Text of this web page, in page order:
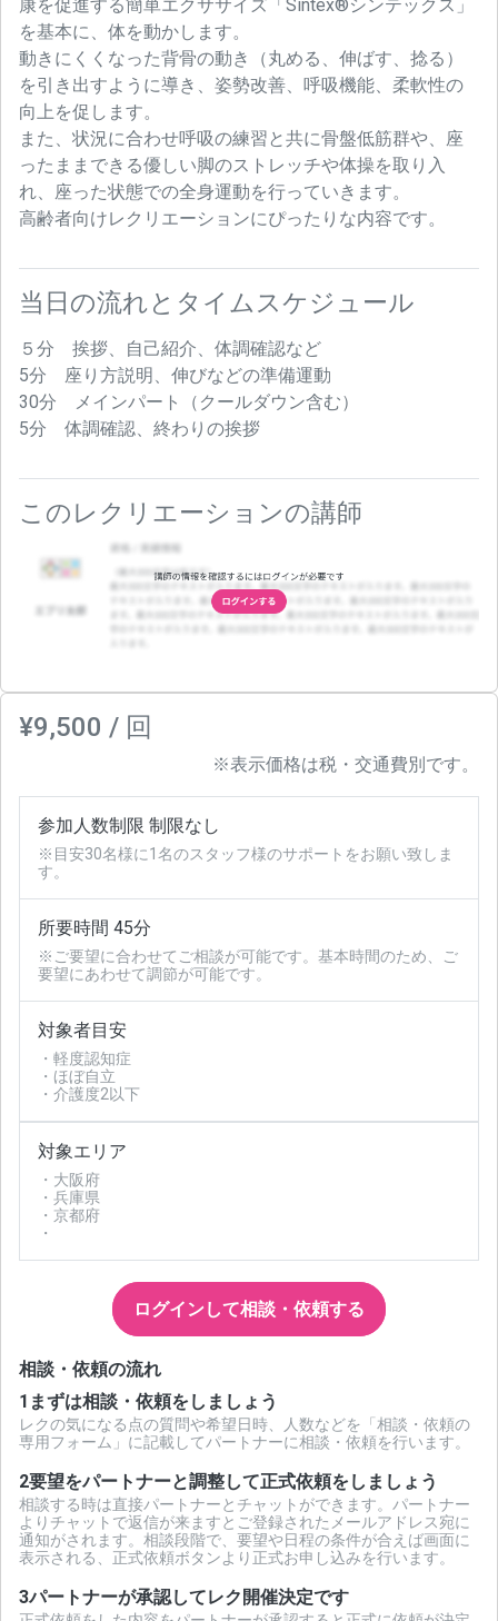
康を促進する簡単エクササイズ「Sintex®シンテックス」
を基本に、体を動かします。
動きにくくなった背骨の動き（丸める、伸ばす、捻る）
を引き出すように導き、姿勢改善、呼吸機能、柔軟性の
向上を促します。
また、状況に合わせ呼吸の練習と共に骨盤低筋群や、座
ったままできる優しい脚のストレッチや体操を取り入
れ、座った状態での全身運動を行っていきます。
高齢者向けレクリエーションにぴったりな内容です。
当日の流れとタイムスケジュール
５分 挨拶、自己紹介、体調確認など
5分 座り方説明、伸びなどの準備運動
30分 メインパート（クールダウン含む）
5分 体調確認、終わりの挨拶
このレクリエーションの講師
¥9,500 / 回
※表示価格は税・交通費別です。
参加人数制限 制限なし
※目安30名様に1名のスタッフ様のサポートをお願い致しま
す。
所要時間 45分
※ご要望に合わせてご相談が可能です。基本時間のため、ご
要望にあわせて調節が可能です。
対象者目安
・軽度認知症
・ほぼ自立
・介護度2以下
対象エリア
・大阪府
・兵庫県
・京都府
・
ログインして相談・依頼する
相談・依頼の流れ
1 まずは相談・依頼をしましょう
レクの気になる点の質問や希望日時、人数などを「相談・依頼の
専用フォーム」に記載してパートナーに相談・依頼を行います。
2要望をパートナーと調整して正式依頼をしましょう
相談する時は直接パートナーとチャットができます。パートナー
よりチャットで返信が来ますとご登録されたメールアドレス宛に
通知がされます。相談段階で、要望や日程の条件が合えば画面に
表示される、正式依頼ボタンより正式お申し込みを行います。
3パートナーが承認してレク開催決定です